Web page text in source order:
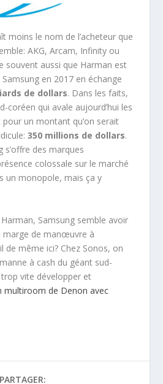
moins le nom de l’acheteur que
AKG, Arcam, Infinity ou
souvent aussi que Harman est
en 2017 en échange
de dollars. Dans les faits,
coréen qui avale aujourd’hui les
un montant qu’on serait
350 millions de dollars.
s’offre des marques
colossale sur le marché
un monopole, mais ça y
Samsung semble avoir
marge de manœuvre à
de même ici? Chez Sonos, on
à cash du géant sud-
vite développer et
multiroom de Denon avec
PARTAGER: